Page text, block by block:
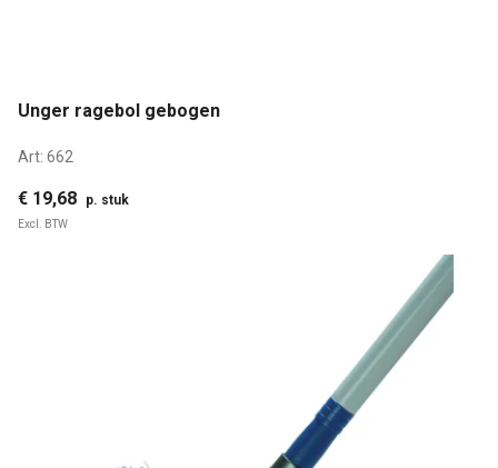
Unger ragebol gebogen
Art: 662
€ 19,68 p. stuk
Excl. BTW